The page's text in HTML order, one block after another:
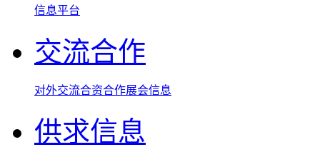
信息平台
交流合作
对外交流合资合作展会信息
供求信息